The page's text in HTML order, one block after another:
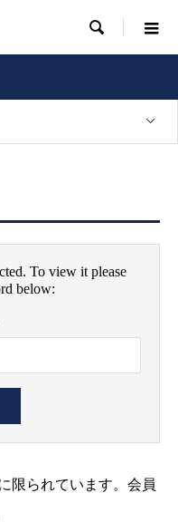

To view it please
below:
限られています。会員